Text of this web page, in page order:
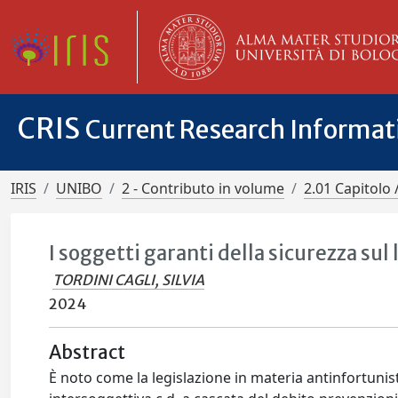
CRIS Current Research
IRIS UNIBO 2 - Contributo in volume 2.01
I soggetti garanti della sicurezza sul
TORDINI CAGLI, SILVIA
2024
Abstract
È noto come la legislazione in materia